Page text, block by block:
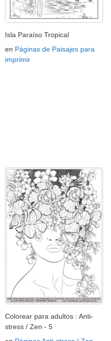
Isla Paraíso Tropical
en Páginas de Paisajes para
imprimir
Colorear para adultos : Anti-
stress / Zen - 5